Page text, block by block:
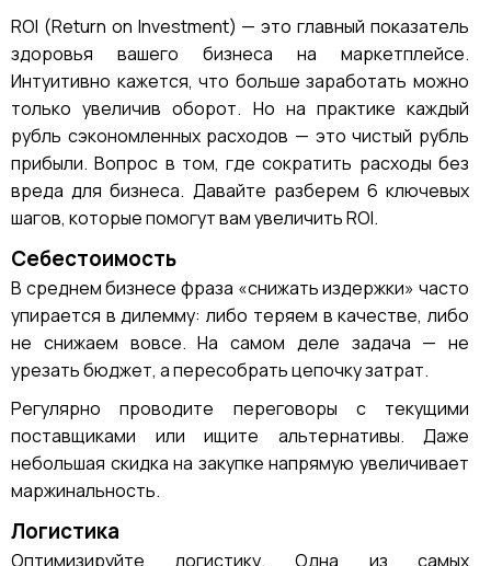
ROI (Return on Investment) — это главный показатель
здоровья вашего бизнеса на маркетплейсе.
Интуитивно кажется, что больше заработать можно
только увеличив оборот. Но на практике каждый
рубль сэкономленных расходов — это чистый рубль
прибыли. Вопрос в том, где сократить расходы без
вреда для бизнеса. Давайте разберем 6 ключевых
шагов, которые помогут вам увеличить ROI.
Себестоимость
В среднем бизнесе фраза «снижать издержки» часто
упирается в дилемму: либо теряем в качестве, либо
не снижаем вовсе. На самом деле задача — не
урезать бюджет, а пересобрать цепочку затрат.
Регулярно проводите переговоры с текущими
поставщиками или ищите альтернативы. Даже
небольшая скидка на закупке напрямую увеличивает
маржинальность.
Логистика
Оптимизируйте логистику. Одна из самых